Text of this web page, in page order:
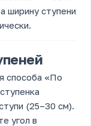
ширину ступени
способа «По
(25–30 см).
угол в